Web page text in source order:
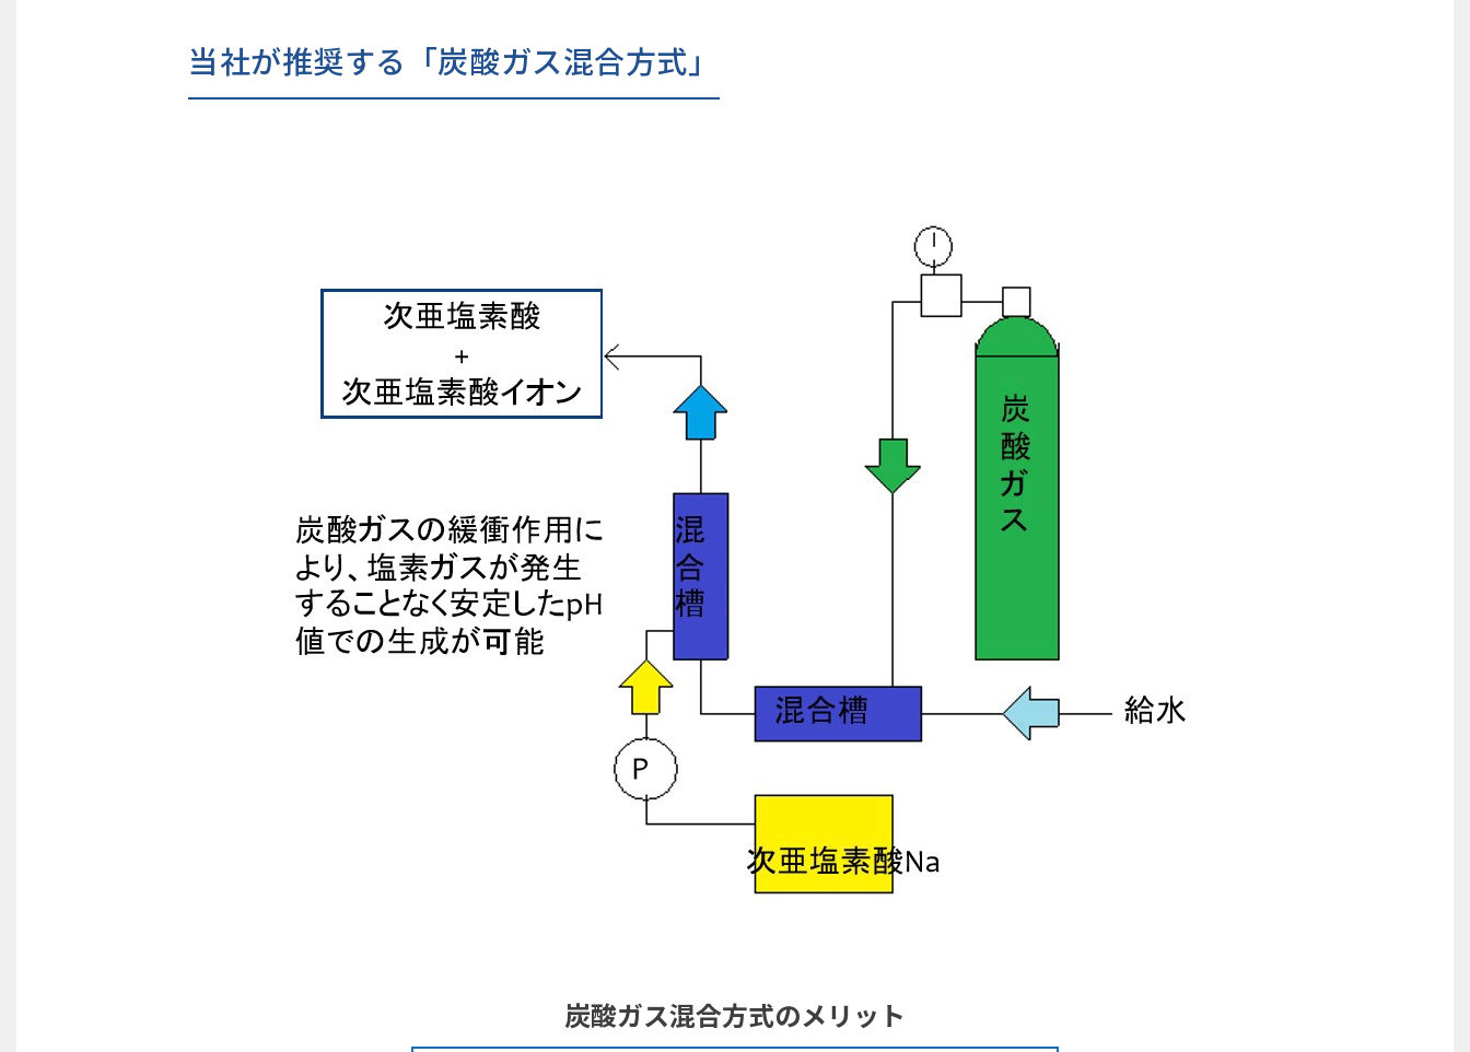
当社が推奨する「炭酸ガス混合方式」
炭酸ガス混合方式のメリット